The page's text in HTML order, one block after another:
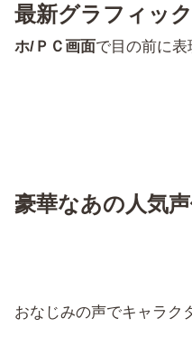
最新グラフィッ
ホ/ＰＣ画面で目の前に表
豪華なあの人気
おなじみの声でキャラク